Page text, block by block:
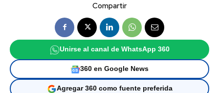
Compartir
Unirse al canal de WhatsApp 360
360 en Google News
Agregar 360 como fuente preferida